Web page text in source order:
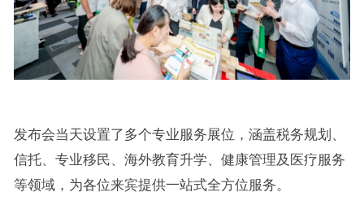
发布会当天设置了多个专业服务展位，涵盖税务规划、
信托、专业移民、海外教育升学、健康管理及医疗服务
等领域，为各位来宾提供一站式全方位服务。